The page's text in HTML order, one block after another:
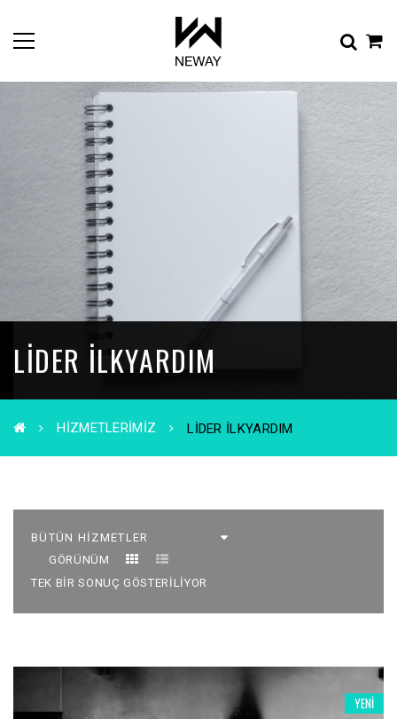
LIDER ILKYARDIM
HIZMETLERIMIZ LIDER ILKYARDIM
GÖRÜNÜM
TEK BIR SONUÇ GÖSTERILIYOR
YENI